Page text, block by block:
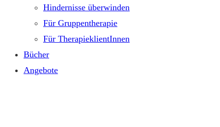
Hindernisse überwinden
Für Gruppentherapie
Für TherapieklientInnen
Bücher
Angebote